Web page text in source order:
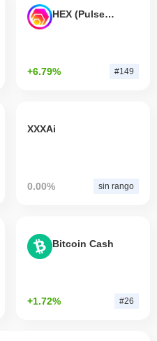
HEX (Pulsechain)
+6.79% #149
XXXAi
0.00% sin rango
Bitcoin Cash
+1.72% #26